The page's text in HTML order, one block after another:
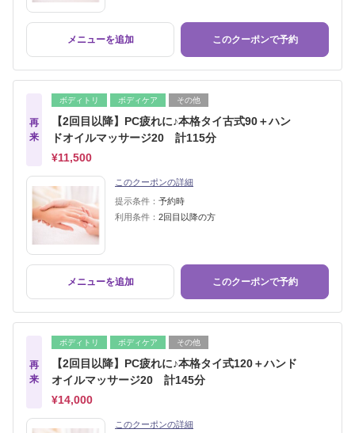
メニューを追加 このクーポンで予約
再
来
ボディトリ ボディケア その他
【2回目以降】PC疲れに♪本格タイ古式90＋ハン
ドオイルマッサージ20 計115分
¥11,500
このクーポンの詳細
提示条件： 予約時
利用条件： 2回目以降の方
メニューを追加 このクーポンで予約
再
来
ボディトリ ボディケア その他
【2回目以降】PC疲れに♪本格タイ式120＋ハンド
オイルマッサージ20 計145分
¥14,000
このクーポンの詳細